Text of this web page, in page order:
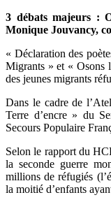
3 débats majeurs :
Monique Jouvancy,
« Déclaration des
Migrants » et « Osons
des jeunes migrants
Dans le cadre de
Terre d’encre » du
Secours Populaire
Selon le rapport du
la seconde guerre
millions de réfugiés
la moitié d’enfants